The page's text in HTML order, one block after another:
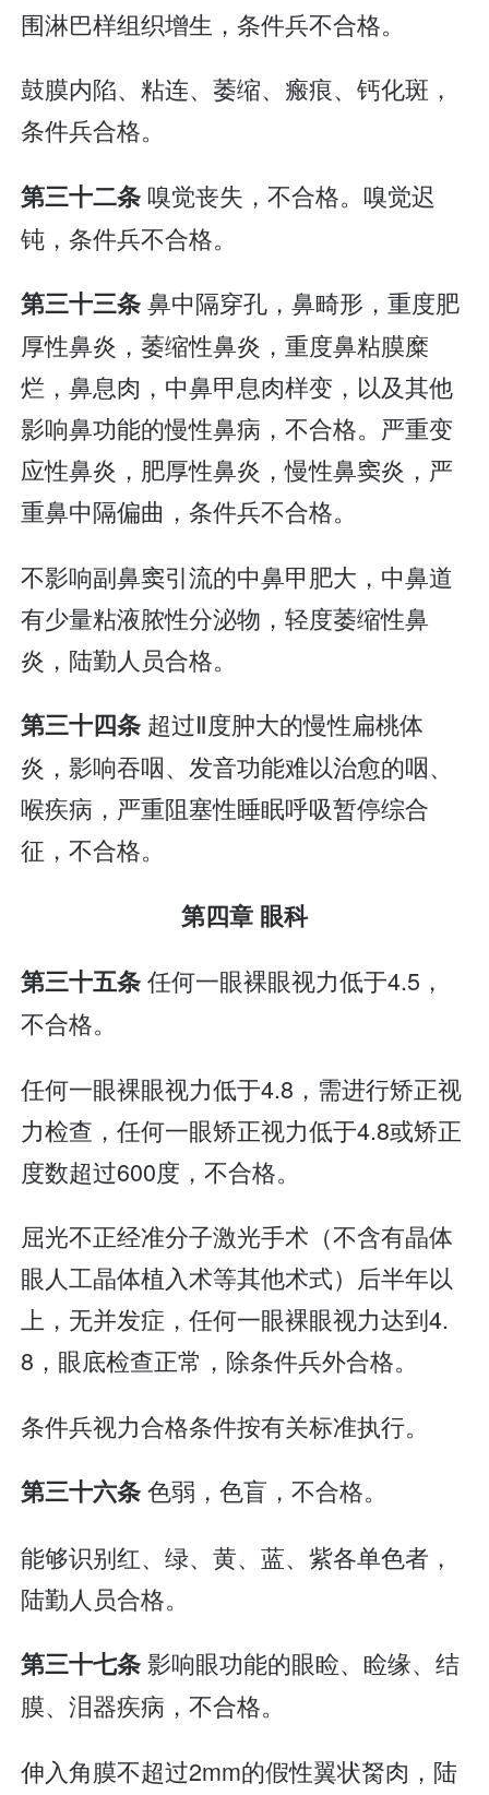
围淋巴样组织增生，条件兵不合格。
鼓膜内陷、粘连、萎缩、瘢痕、钙化斑，
条件兵合格。
第三十二条 嗅觉丧失，不合格。嗅觉迟
钝，条件兵不合格。
第三十三条鼻中隔穿孔，鼻畸形，重度肥
厚性鼻炎，萎缩性鼻炎，重度鼻粘膜糜
烂，鼻息肉，中鼻甲息肉样变，以及其他
影响鼻功能的慢性鼻病，不合格。严重变
应性鼻炎，肥厚性鼻炎，慢性鼻窦炎，严
重鼻中隔偏曲，条件兵不合格。
不影响副鼻窦引流的中鼻甲肥大，中鼻道
有少量粘液脓性分泌物，轻度萎缩性鼻
炎，陆勤人员合格。
第三十四条 超过Ⅱ度肿大的慢性扁桃体
炎，影响吞咽、发音功能难以治愈的咽、
喉疾病，严重阻塞性睡眠呼吸暂停综合
征，不合格。
第四章 眼科
第三十五条任何一眼裸眼视力低于4.5，
不合格。
任何一眼裸眼视力低于4.8，需进行矫正视
力检查，任何一眼矫正视力低于4.8或矫正
度数超过600度，不合格。
屈光不正经准分子激光手术（不含有晶体
眼人工晶体植入术等其他术式）后半年以
上，无并发症，任何一眼裸眼视力达到4.
8，眼底检查正常，除条件兵外合格。
条件兵视力合格条件按有关标准执行。
第三十六条色弱，色盲，不合格。
能够识别红、绿、黄、蓝、紫各单色者，
陆勤人员合格。
第三十七条影响眼功能的眼睑、睑缘、结
膜、泪器疾病，不合格。
伸入角膜不超过2mm的假性翼状胬肉，陆